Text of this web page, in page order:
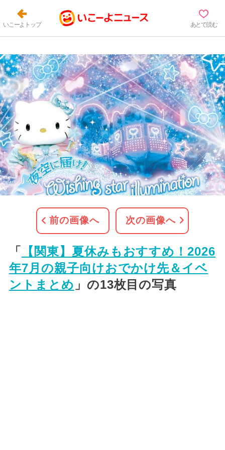
いこーよトップ あとで読む
前の画像へ 次の画像へ
「
【関東】夏休みもおすすめ！2026
年7月の親子向けおでかけ先＆イベ
ントまとめ 」の13枚目の写真